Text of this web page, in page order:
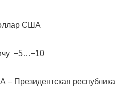
США
−5…−10
Президентская республика